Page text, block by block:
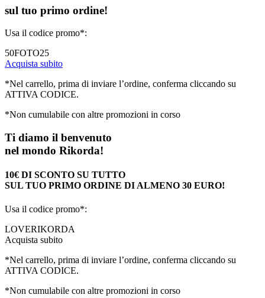
sul tuo primo ordine!
Usa il codice promo*:
50FOTO25
Acquista subito
*Nel carrello, prima di inviare l’ordine, conferma cliccando su
ATTIVA CODICE.
*Non cumulabile con altre promozioni in corso
Ti diamo il benvenuto
nel mondo Rikorda!
10€ DI SCONTO SU TUTTO
SUL TUO PRIMO ORDINE DI ALMENO 30 EURO!
Usa il codice promo*:
LOVERIKORDA
Acquista subito
*Nel carrello, prima di inviare l’ordine, conferma cliccando su
ATTIVA CODICE.
*Non cumulabile con altre promozioni in corso